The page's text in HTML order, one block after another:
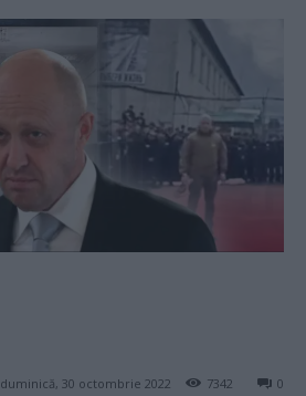
duminică, 30 octombrie 2022 0
7342